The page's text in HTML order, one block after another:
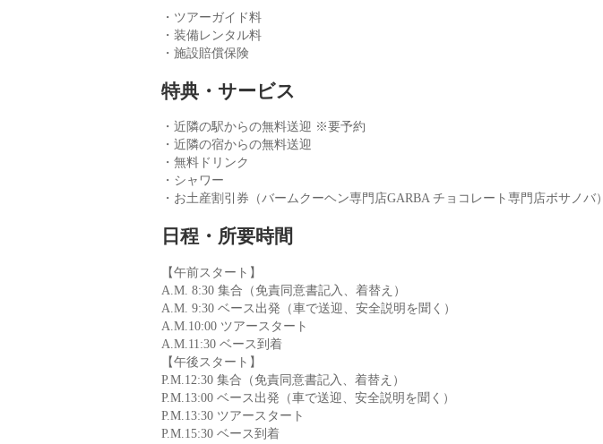
・ツアーガイド料
・装備レンタル料
・施設賠償保険
特典・サービス
・近隣の駅からの無料送迎 ※要予約
・近隣の宿からの無料送迎
・無料ドリンク
・シャワー
・お土産割引券（バームクーヘン専門店GARBA チョコレート専門店ボサノバ）
日程・所要時間
【午前スタート】
A.M. 8:30 集合（免責同意書記入、着替え）
A.M. 9:30 ベース出発（車で送迎、安全説明を聞く）
A.M.10:00 ツアースタート
A.M.11:30 ベース到着
【午後スタート】
P.M.12:30 集合（免責同意書記入、着替え）
P.M.13:00 ベース出発（車で送迎、安全説明を聞く）
P.M.13:30 ツアースタート
P.M.15:30 ベース到着